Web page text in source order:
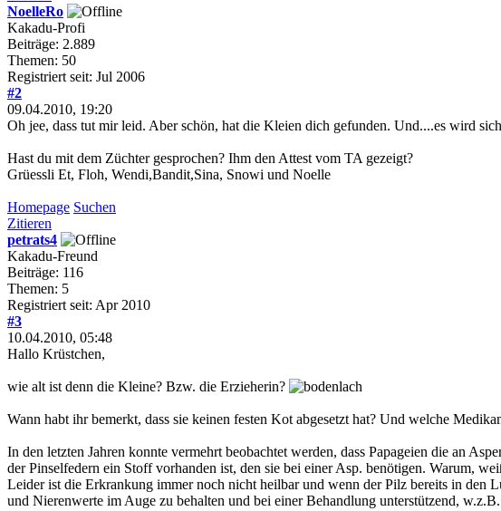
NoelleRo
Kakadu-Profi
Beiträge: 2.889
Themen: 50
Registriert seit: Jul 2006
#2
09.04.2010, 19:20
Oh jee, dass tut mir leid. Aber schön, hat die Kleien dich gefunden. Und....es wird
Hast du mit dem Züchter gesprochen? Ihm den Attest vom TA gezeigt?
Grüessli Et, Floh, Wendi,Bandit,Sina, Snowi und Noelle
Homepage Suchen
Zitieren
petrats4
Kakadu-Freund
Beiträge: 116
Themen: 5
Registriert seit: Apr 2010
#3
10.04.2010, 05:48
Hallo Krüstchen,
wie alt ist denn die Kleine? Bzw. die Erzieherin?
Wann habt ihr bemerkt, dass sie keinen festen Kot abgesetzt hat? Und welche
In den letzten Jahren konnte vermehrt beobachtet werden, dass Papageien die an
der Pinselfedern ein Stoff vorhanden ist, den sie bei einer Asp. benötigen. Warum,
Leider ist die Erkrankung immer noch nicht heilbar und wenn der Pilz bereits in den
und Nierenwerte im Auge zu behalten und bei einer Behandlung unterstützend,